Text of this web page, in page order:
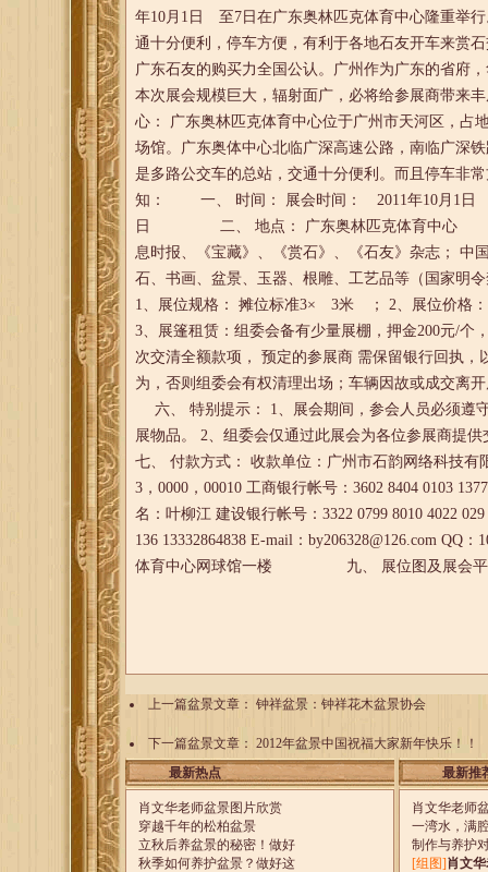
年10月1日 至7日在广东奥林匹克体育中心隆重举
通十分便利，停车方便，有利于各地石友开车来赏
广东石友的购买力全国公认。广州作为广东的省府
本次展会规模巨大，辐射面广，必将给参
心： 广东奥林匹克体育中心位于广州市天河区，占
场馆。广东奥体中心北临广深高速公路，南临广深
是多路公交车的总站，交通十分便利。而且停
知： 一、 时间： 展会时间： 2011年10月1日
日 二、 地点： 广东奥林匹克体育中心 三、
息时报、《宝藏》、《赏石》、《石友》杂志；
石、书画、盆景、玉器、根雕、工艺品等（国家
1、展位规格： 摊位标准3× 3米 ； 2、展位价格：
3、展篷租赁：组委会备有少量展棚，押金200元/个
次交清全额款项， 预定的参展商 需保留银行回执
为，否则组委会有权清理出场；车辆因故或成
六、 特别提示： 1、展会期间，参会人员必须遵
展物品。 2、组委会仅通过此展会为各位参展商
七、 付款方式： 收款单位：广州市石韵网络科技有
3，0000，00010 工商银行帐号：3602 8404 0103
名：叶柳江 建设银行帐号：3322 0799 8010
136 13332864838 E-mail：by206328@126.com QQ
体育中心网球馆一楼 九、 展位图及展会平面
上一篇盆景文章： 钟祥盆景：钟祥花木盆景协会
下一篇盆景文章： 2012年盆景中国祝福大家新年快乐！！
最新热点
最新推
肖文华老师盆景图片欣赏
穿越千年的松柏盆景
立秋后养盆景的秘密！做好
秋季如何养护盆景？做好这
肖文华老师
一湾水，满
制作与养护
[组图]肖文